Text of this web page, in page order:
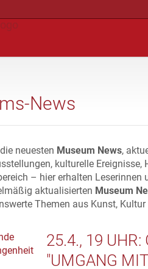
News
neuesten Museum News,
kulturelle
– hier erhalten Leserinnen
aktualisierten Museum
Themen aus Kunst,
25.4., 19 UHR:
"UMGANG